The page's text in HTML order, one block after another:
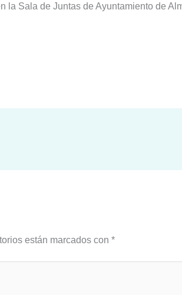
la Sala de Juntas de Ayuntamiento de
están marcados con *